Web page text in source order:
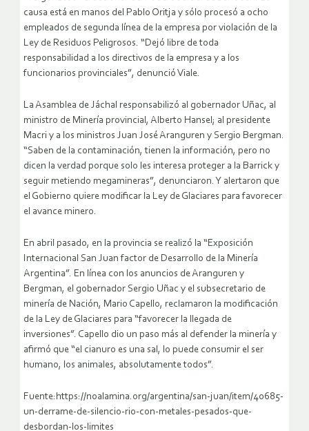
causa está en manos del Pablo Oritja y sólo procesó a ocho
empleados de segunda línea de la empresa por violación de la
Ley de Residuos Peligrosos. “Dejó libre de toda
responsabilidad a los directivos de la empresa y a los
funcionarios provinciales”, denunció Viale.
La Asamblea de Jáchal responsabilizó al gobernador Uñac, al
ministro de Minería provincial, Alberto Hansel; al presidente
Macri y a los ministros Juan José Aranguren y Sergio Bergman.
“Saben de la contaminación, tienen la información, pero no
dicen la verdad porque solo les interesa proteger a la Barrick y
seguir metiendo megamineras”, denunciaron. Y alertaron que
el Gobierno quiere modificar la Ley de Glaciares para favorecer
el avance minero.
En abril pasado, en la provincia se realizó la “Exposición
Internacional San Juan factor de Desarrollo de la Minería
Argentina”. En línea con los anuncios de Aranguren y
Bergman, el gobernador Sergio Uñac y el subsecretario de
minería de Nación, Mario Capello, reclamaron la modificación
de la Ley de Glaciares para “favorecer la llegada de
inversiones”. Capello dio un paso más al defender la minería y
afirmó que “el cianuro es una sal, lo puede consumir el ser
humano, los animales, absolutamente todos”.
Fuente:https://noalamina.org/argentina/san-juan/item/40685-
un-derrame-de-silencio-rio-con-metales-pesados-que-
desbordan-los-limites